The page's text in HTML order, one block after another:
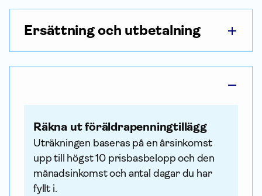
Ersättning och utbetalning
Räkna ut föräldra­penning­tillägg
Uträkningen baseras på en årsinkomst
upp till högst 10 prisbasbelopp och den
månadsinkomst och antal dagar du har
fyllt i.